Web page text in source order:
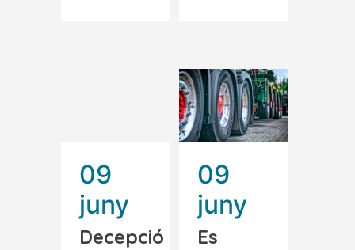
09
juny
Decepció
09
juny
Es